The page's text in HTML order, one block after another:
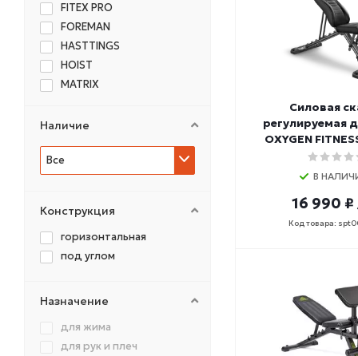
Силовая
регулируемая
OXYGEN
В
16 990 ₽
Код товара:
FITEX PRO
FOREMAN
HASTTINGS
HOIST
MATRIX
NO BRAND
PRECOR
ULTRAGYM
V-SPORT
Наличие
Все
Конструкция
горизонтальная
под углом
Назначение
для жима
для рук и плеч